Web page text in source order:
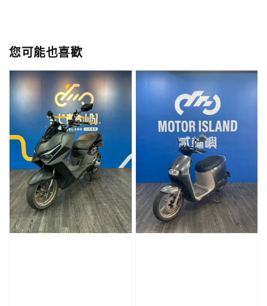
您可能也喜歡